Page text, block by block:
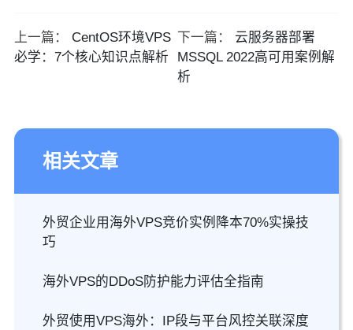
上一篇：
CentOS环境VPS
必学：7个核心知识点解析
下一篇：
云服务器部署
MSSQL 2022高可用案例解
析
相关文章
外贸企业用海外VPS竞价实例降本70%实操技
巧
海外VPS的DDoS防护能力评估全指南
外贸使用VPS海外：IP段与平台风控关联深度